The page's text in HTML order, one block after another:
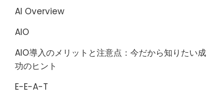
AI Overview
AIO
AIO導入のメリットと注意点：今だから知りたい成
功のヒント
E-E-A-T